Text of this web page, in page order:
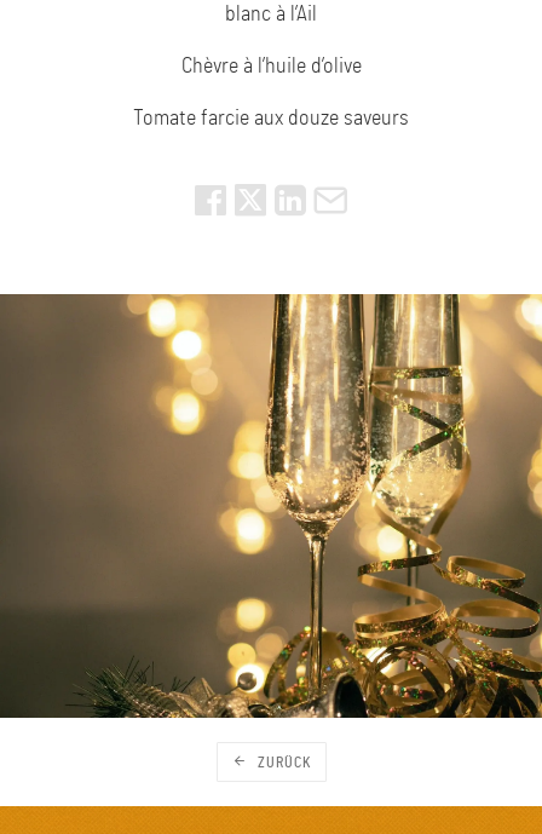
blanc à l’Ail
Chèvre à l’huile d’olive
Tomate farcie aux douze saveurs
ZURÜCK